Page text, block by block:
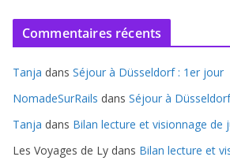
c
v
e
s
Commentaires récents
Tanja dans Séjour à Düsseldorf : 1er jour
NomadeSurRails dans Séjour à
Tanja dans Bilan lecture et visionnage de
Les Voyages de Ly dans Bilan lecture et